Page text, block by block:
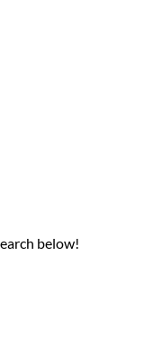
below!